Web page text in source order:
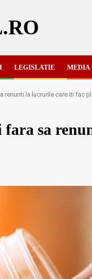
LEGISLATIE MEDIA
renunti la lucrurile care iti fac
fara sa